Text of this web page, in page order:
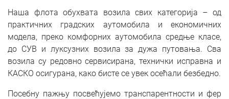
Наша флота обухвата возила свих категорија – од
практичних градских аутомобила и економичних
модела, преко комфорних аутомобила средње класе,
до СУВ и луксузних возила за дужа путовања. Сва
возила су редовно сервисирана, технички исправна и
КАСКО осигурана, како бисте се увек осећали безбедно.
Посебну пажњу посвећујемо транспарентности и фер